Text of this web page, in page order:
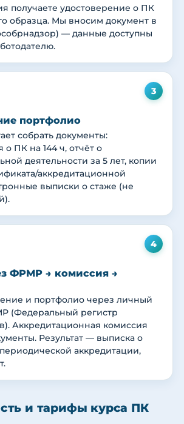
получаете удостоверение о ПК
образца. Мы вносим документ в
— данные доступны
3
портфолио
собрать документы:
о ПК на 144 ч, отчёт о
деятельности за 5 лет, копии
аккредитационной
выписки о стаже (не
4
ФРМР → комиссия →
и портфолио через личный
(Федеральный регистр
Аккредитационная комиссия
Результат — выписка о
аккредитации,
и тарифы курса ПК